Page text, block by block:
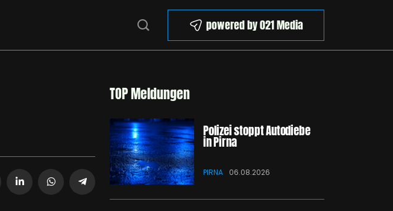
powered by 021 Media
TOP Meldungen
Polizei stoppt Autodiebe
in Pirna
PIRNA 06.08.2026